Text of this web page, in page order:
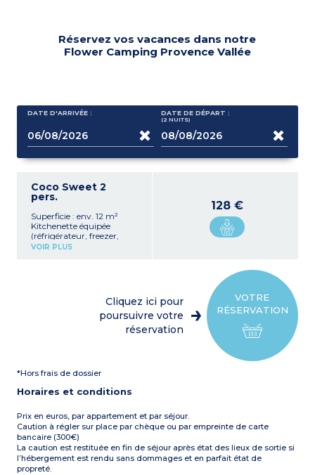
Réservez vos vacances dans notre
Flower Camping Provence Vallée
DATE D'ARRIVÉE : DATE DE DÉPART :
(2 NUITS)
Coco Sweet 2
pers.
Superficie : env. 12 m²
Kitchenette équipée
(réfrigérateur, freezer,
micro-ondes, réchaud,
Terrasse avec table basse et
Logement sans
sanitaire ni arrivée d’eau
(sanitaires du camping à
VOIR PLUS
128 €
VOTRE
RÉSERVATION
Cliquez ici pour
poursuivre votre
réservation
*Hors frais de dossier
Horaires et conditions
Prix en euros, par appartement et par séjour.
Caution à régler sur place par chèque ou par empreinte de carte
bancaire (300€)
La caution est restituée en fin de séjour après état des lieux de sortie si
l’hébergement est rendu sans dommages et en parfait état de
propreté.